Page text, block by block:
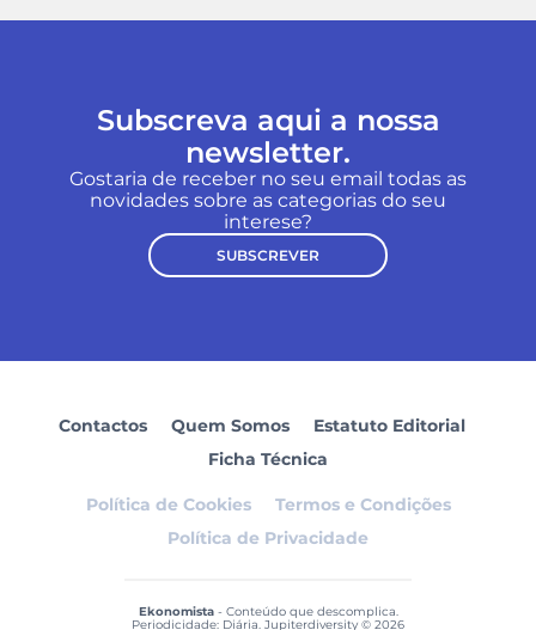
Subscreva aqui a nossa
newsletter.
Gostaria de receber no seu email todas as
novidades sobre as categorias do seu
interese?
SUBSCREVER
Contactos Quem Somos
Estatuto Editorial
Ficha Técnica
Política de Cookies
Termos e Condições
Política de Privacidade
Ekonomista- Conteúdo que descomplica.
Periodicidade: Diária. Jupiterdiversity © 2026